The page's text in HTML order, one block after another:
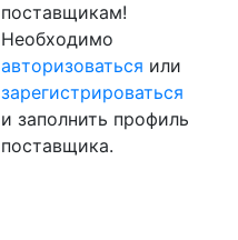
поставщикам!
Необходимо
авторизоваться или
зарегистрироваться
и заполнить профиль
поставщика.